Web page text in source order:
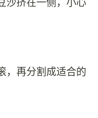
，再分割成适合的